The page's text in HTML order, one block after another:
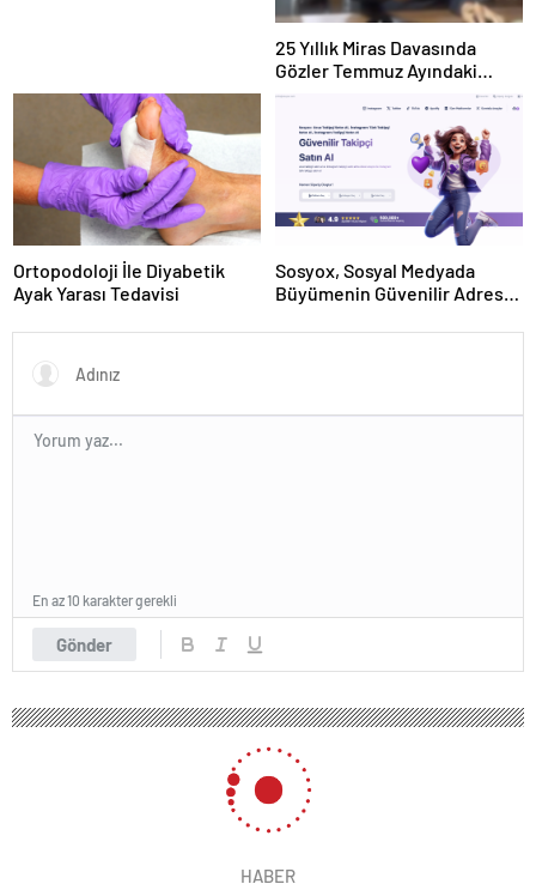
25 Yıllık Miras Davasında
Gözler Temmuz Ayındaki
Karar Duruşmasına Çevrildi
Ortopodoloji İle Diyabetik
Ayak Yarası Tedavisi
Sosyox, Sosyal Medyada
Büyümenin Güvenilir Adresi
Gönder
En az 10 karakter gerekli
HABER